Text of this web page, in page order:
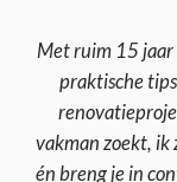
Met ruim 15 jaar
praktische
vakman zoekt, ik
én breng je in